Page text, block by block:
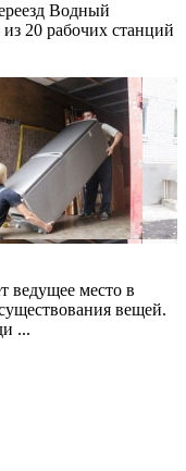
Водный
20 рабочих станций
ведущее место в
вещей.
...